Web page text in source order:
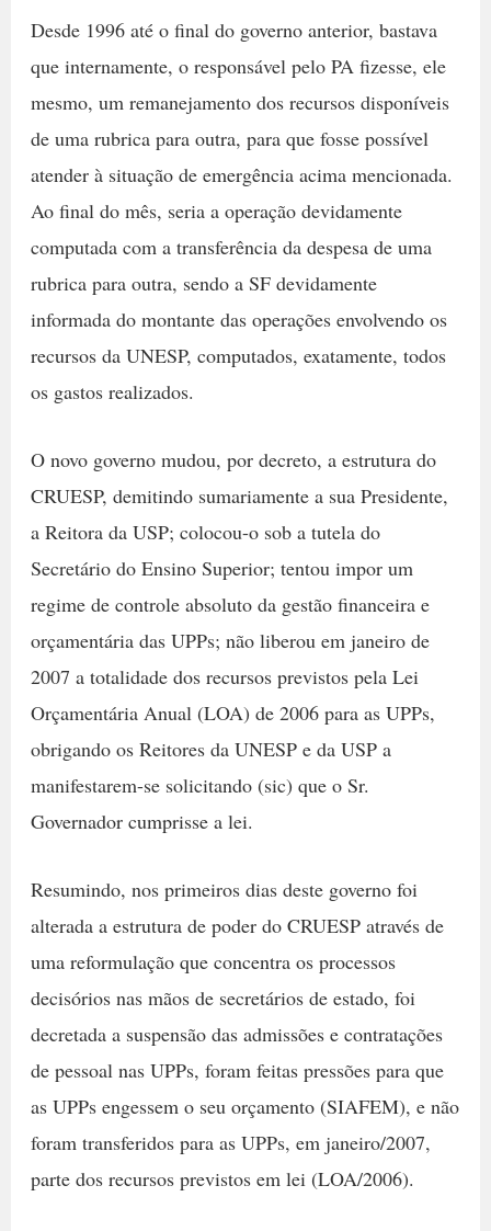
Desde 1996 até o final do governo anterior, bastava
que internamente, o responsável pelo PA fizesse, ele
mesmo, um remanejamento dos recursos disponíveis
de uma rubrica para outra, para que fosse possível
atender à situação de emergência acima mencionada.
Ao final do mês, seria a operação devidamente
computada com a transferência da despesa de uma
rubrica para outra, sendo a SF devidamente
informada do montante das operações envolvendo os
recursos da UNESP, computados, exatamente, todos
os gastos realizados.
O novo governo mudou, por decreto, a estrutura do
CRUESP, demitindo sumariamente a sua Presidente,
a Reitora da USP; colocou-o sob a tutela do
Secretário do Ensino Superior; tentou impor um
regime de controle absoluto da gestão financeira e
orçamentária das UPPs; não liberou em janeiro de
2007 a totalidade dos recursos previstos pela Lei
Orçamentária Anual (LOA) de 2006 para as UPPs,
obrigando os Reitores da UNESP e da USP a
manifestarem-se solicitando (sic) que o Sr.
Governador cumprisse a lei.
Resumindo, nos primeiros dias deste governo foi
alterada a estrutura de poder do CRUESP através de
uma reformulação que concentra os processos
decisórios nas mãos de secretários de estado, foi
decretada a suspensão das admissões e contratações
de pessoal nas UPPs, foram feitas pressões para que
as UPPs engessem o seu orçamento (SIAFEM), e não
foram transferidos para as UPPs, em janeiro/2007,
parte dos recursos previstos em lei (LOA/2006).